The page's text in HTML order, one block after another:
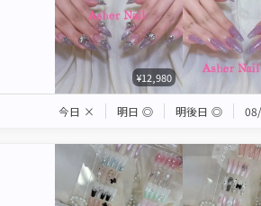
¥12,980
今日 × 明日 ◎ 明後日 ◎